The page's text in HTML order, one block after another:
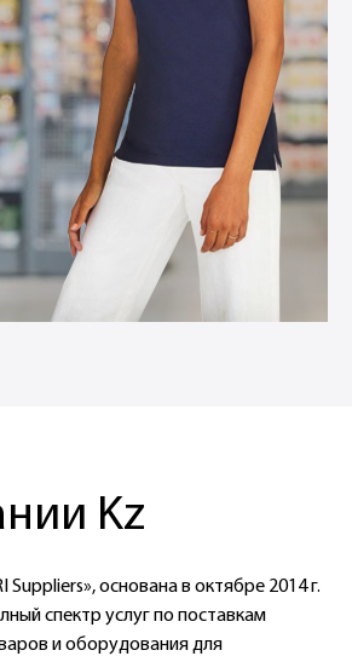
Kz
Suppliers», основана в октябре 2014 г.
спектр услуг по поставкам
и оборудования для